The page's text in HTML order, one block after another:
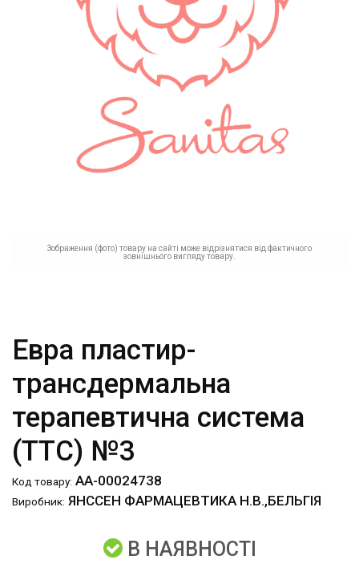
Зображення (фото) товару на сайті може відрізнятися від фактичного
зовнішнього вигляду товару.
Евра пластир-
трансдермальна
терапевтична система
(ТТС) №3
Код товару: АА-00024738
Виробник: ЯНССЕН ФАРМАЦЕВТИКА Н.В.,БЕЛЬГІЯ
В НАЯВНОСТІ